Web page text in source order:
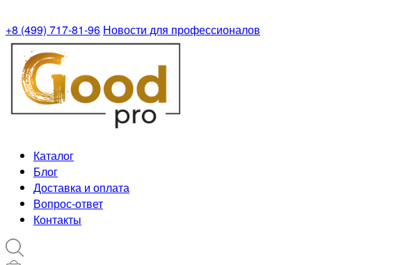
+8 (499) 717-81-96 Новости для профессионалов
Каталог
Блог
Доставка и оплата
Вопрос-ответ
Контакты